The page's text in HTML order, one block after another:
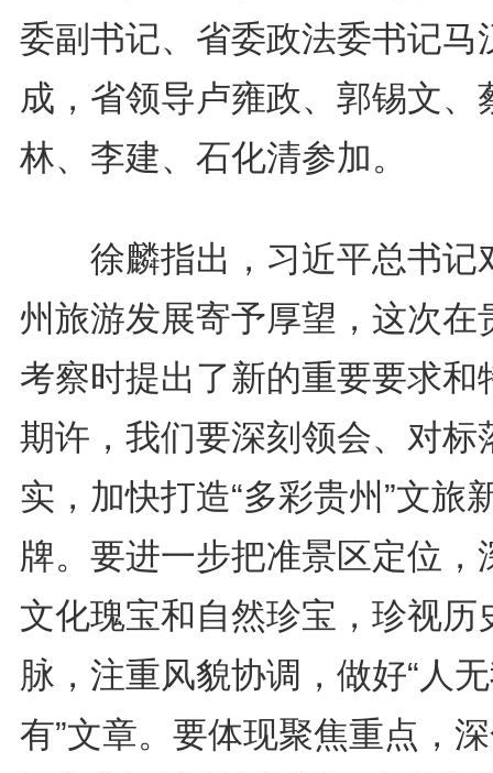
委副书记、省委政法委书记马
成，省领导卢雍政、郭锡文、
林、李建、石化清参加。
徐麟指出，习近平总书记
州旅游发展寄予厚望，这次在
考察时提出了新的重要要求和
期许，我们要深刻领会、对标
实，加快打造“多彩贵州”文旅
牌。要进一步把准景区定位，
文化瑰宝和自然珍宝，珍视历
脉，注重风貌协调，做好“人
有”文章。要体现聚焦重点，